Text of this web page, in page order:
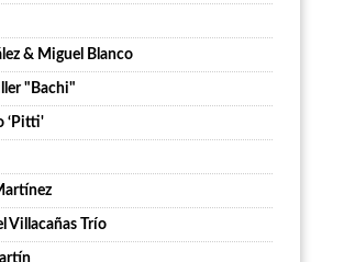
& Miguel Blanco
"Bachi"
‘Pitti'
Villacañas Trío